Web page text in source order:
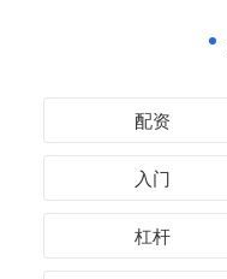
配资
入门
杠杆